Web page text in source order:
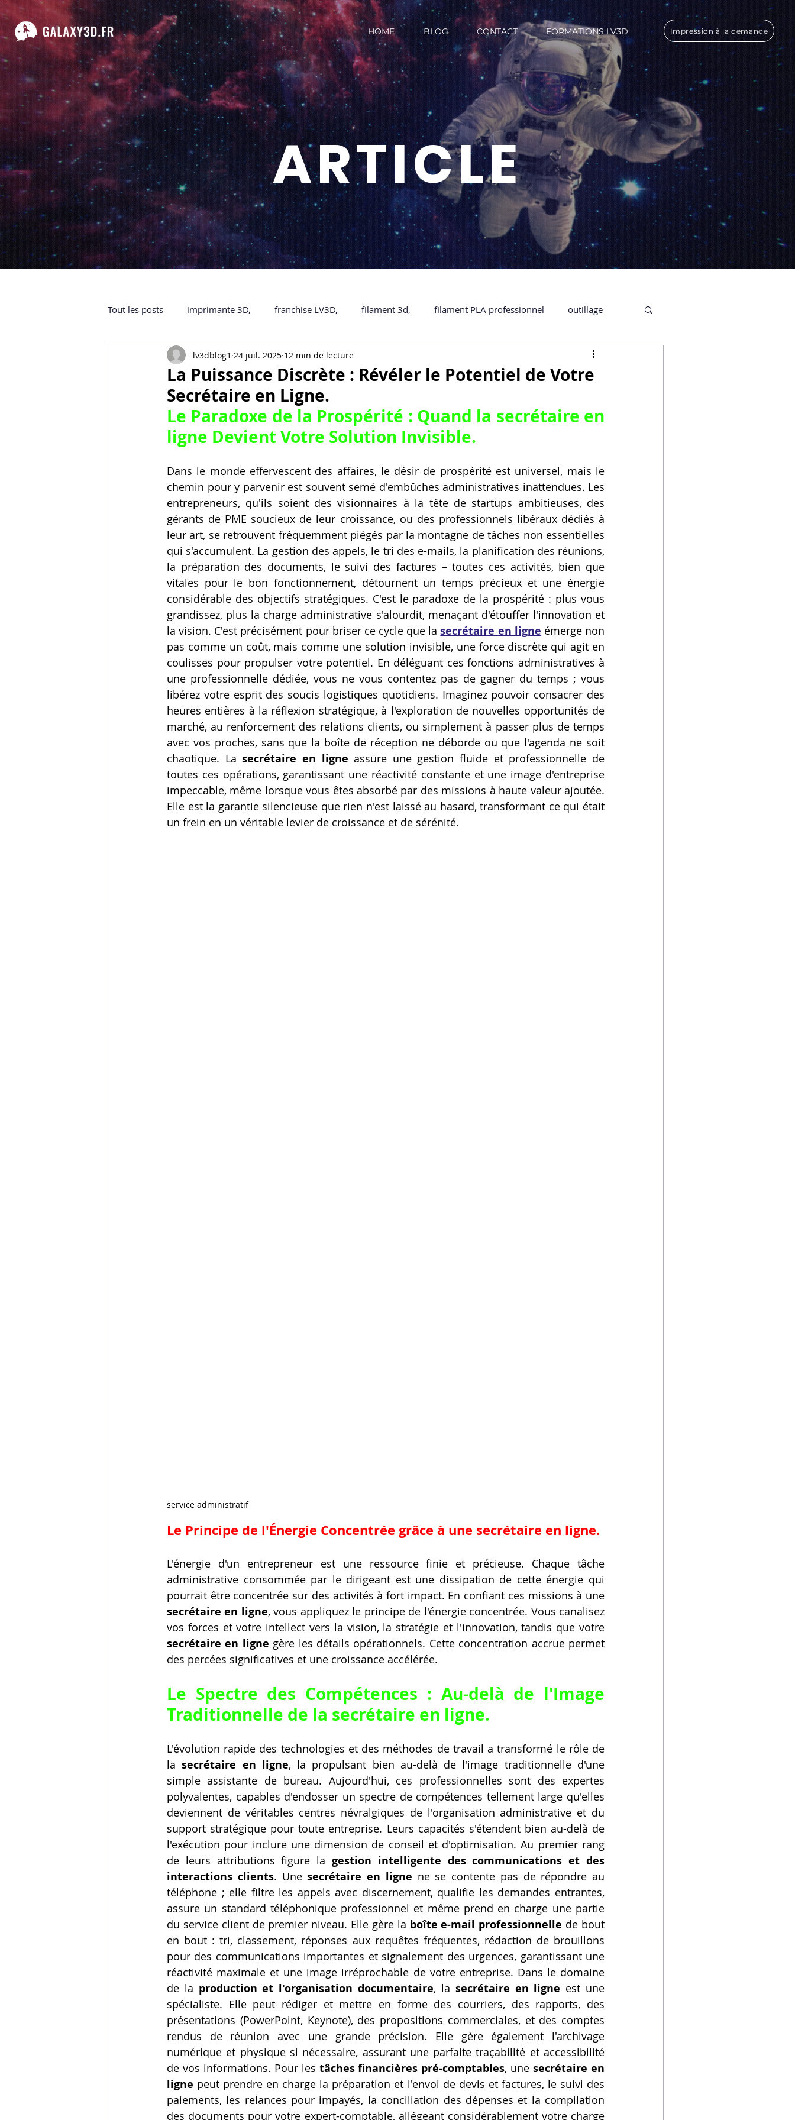
HOME BLOG CONTACT FORMATIONS LV3D Impression à la demande
ARTICLE
Tout les posts imprimante 3D, franchise LV3D, filament 3d, filament PLA professionnel outillage
impression 3D à la demande Accessoires imprimante 3D professionelle
ARTILLERY 3D Formation impression 3D
certifiée QUALIOPI
Creality Hi combo Artillery M1 Pro Filament PLA Service administratif en ligne Secrétaire en Ligne
Vidéos sur l'impression 3D, Artillery M1 pro Creality HI combo Filament PETG
Formation impresssion 3D formation CPF
La Puissance Discrète : Révéler le Potentiel de Votre
Secrétaire en Ligne.
lv3dblog1 24 juil. 2025 12 min de lecture
Le Paradoxe de la Prospérité : Quand la secrétaire en
ligne Devient Votre Solution Invisible.
Dans le monde effervescent des affaires, le désir de prospérité est universel, mais le
chemin pour y parvenir est souvent semé d'embûches administratives inattendues. Les
entrepreneurs, qu'ils soient des visionnaires à la tête de startups ambitieuses, des
gérants de PME soucieux de leur croissance, ou des professionnels libéraux dédiés à
leur art, se retrouvent fréquemment piégés par la montagne de tâches non essentielles
qui s'accumulent. La gestion des appels, le tri des e-mails, la planification des réunions,
la préparation des documents, le suivi des factures – toutes ces activités, bien que
vitales pour le bon fonctionnement, détournent un temps précieux et une énergie
considérable des objectifs stratégiques. C'est le paradoxe de la prospérité : plus vous
grandissez, plus la charge administrative s'alourdit, menaçant d'étouffer l'innovation et
la vision. C'est précisément pour briser ce cycle que la secrétaire en ligne émerge non
pas comme un coût, mais comme une solution invisible, une force discrète qui agit en
coulisses pour propulser votre potentiel. En déléguant ces fonctions administratives à
une professionnelle dédiée, vous ne vous contentez pas de gagner du temps ; vous
libérez votre esprit des soucis logistiques quotidiens. Imaginez pouvoir consacrer des
heures entières à la réflexion stratégique, à l'exploration de nouvelles opportunités de
marché, au renforcement des relations clients, ou simplement à passer plus de temps
avec vos proches, sans que la boîte de réception ne déborde ou que l'agenda ne soit
chaotique. La secrétaire en ligne assure une gestion fluide et professionnelle de
toutes ces opérations, garantissant une réactivité constante et une image d'entreprise
impeccable, même lorsque vous êtes absorbé par des missions à haute valeur ajoutée.
Elle est la garantie silencieuse que rien n'est laissé au hasard, transformant ce qui était
un frein en un véritable levier de croissance et de sérénité.
service administratif
Le Principe de l'Énergie Concentrée grâce à une secrétaire en ligne.
L'énergie d'un entrepreneur est une ressource finie et précieuse. Chaque tâche
administrative consommée par le dirigeant est une dissipation de cette énergie qui
secrétaire en ligne, vous appliquez le principe de l'énergie concentrée. Vous canalisez
secrétaire en ligne gère les détails opérationnels. Cette concentration accrue permet
des percées significatives et une croissance accélérée.
Le Spectre des Compétences : Au-delà de l'Image
Traditionnelle de la secrétaire en ligne.
L'évolution rapide des technologies et des méthodes de travail a transformé le rôle de
la secrétaire en ligne, la propulsant bien au-delà de l'image traditionnelle d'une
simple assistante de bureau. Aujourd'hui, ces professionnelles sont des expertes
polyvalentes, capables d'endosser un spectre de compétences tellement large qu'elles
deviennent de véritables centres névralgiques de l'organisation administrative et du
support stratégique pour toute entreprise. Leurs capacités s'étendent bien au-delà de
l'exécution pour inclure une dimension de conseil et d'optimisation. Au premier rang
de leurs attributions figure la gestion intelligente des communications et des
interactions clients. Une secrétaire en ligne ne se contente pas de répondre au
téléphone ; elle filtre les appels avec discernement, qualifie les demandes entrantes,
assure un standard téléphonique professionnel et même prend en charge une partie
du service client de premier niveau. Elle gère la boîte e-mail professionnelle de bout
en bout : tri, classement, réponses aux requêtes fréquentes, rédaction de brouillons
pour des communications importantes et signalement des urgences, garantissant une
réactivité maximale et une image irréprochable de votre entreprise. Dans le domaine
de la production et l'organisation documentaire, la secrétaire en ligne est une
spécialiste. Elle peut rédiger et mettre en forme des courriers, des rapports, des
présentations (PowerPoint, Keynote), des propositions commerciales, et des comptes
rendus de réunion avec une grande précision. Elle gère également l'archivage
numérique et physique si nécessaire, assurant une parfaite traçabilité et accessibilité
de vos informations. Pour les tâches financières pré-comptables, une secrétaire en
ligne peut prendre en charge la préparation et l'envoi de devis et factures, le suivi des
paiements, les relances pour impayés, la conciliation des dépenses et la compilation
des documents pour votre expert-comptable, allégeant considérablement votre charge